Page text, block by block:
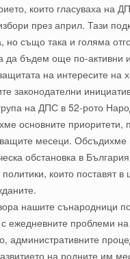
които гласуваха на
през април. Тази
но също така и голяма
да бъдем още по-активни и
на интересите на
законодателни
на ДПС в 52-рото
основните приоритети,
месеци. Обсъдихме
обстановка в
които поставят в
нашите сънародници
ежедневните проблеми
административните
на родните им